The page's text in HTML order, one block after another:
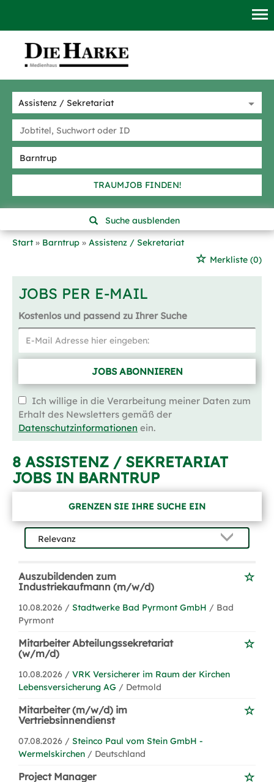
TRAUMJOB FINDEN!
Suche ausblenden
Start
Barntrup
Assistenz / Sekretariat
Merkliste (0)
JOBS PER E-MAIL
Kostenlos und passend zu Ihrer Suche
JOBS ABONNIEREN
Ich willige in die Verarbeitung meiner Daten zum
Erhalt des Newsletters gemäß der
Datenschutzinformationen ein.
8 ASSISTENZ / SEKRETARIAT
JOBS IN BARNTRUP
GRENZEN SIE IHRE SUCHE EIN
Auszubildenden zum
Industriekaufmann (m/w/d)
10.08.2026 / Stadtwerke Bad Pyrmont GmbH / Bad
Pyrmont
Mitarbeiter Abteilungssekretariat
(w/m/d)
10.08.2026 / VRK Versicherer im Raum der Kirchen
Lebensversicherung AG / Detmold
Mitarbeiter (m/w/d) im
Vertriebsinnendienst
07.08.2026 / Steinco Paul vom Stein GmbH -
Wermelskirchen / Deutschland
Project Manager